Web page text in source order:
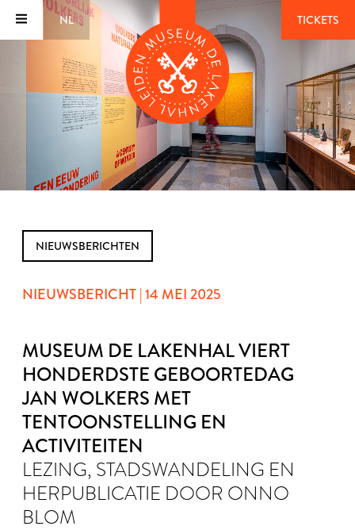
NL TICKETS
NIEUWSBERICHTEN
NIEUWSBERICHT | 14 MEI 2025
MUSEUM DE LAKENHAL VIERT
HONDERDSTE GEBOORTEDAG
JAN WOLKERS MET
TENTOONSTELLING EN
ACTIVITEITEN
LEZING, STADSWANDELING EN
HERPUBLICATIE DOOR ONNO
BLOM